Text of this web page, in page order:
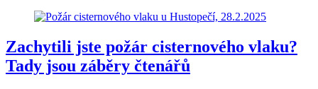
Zachytili jste požár cisternového vlaku?
Tady jsou záběry čtenářů